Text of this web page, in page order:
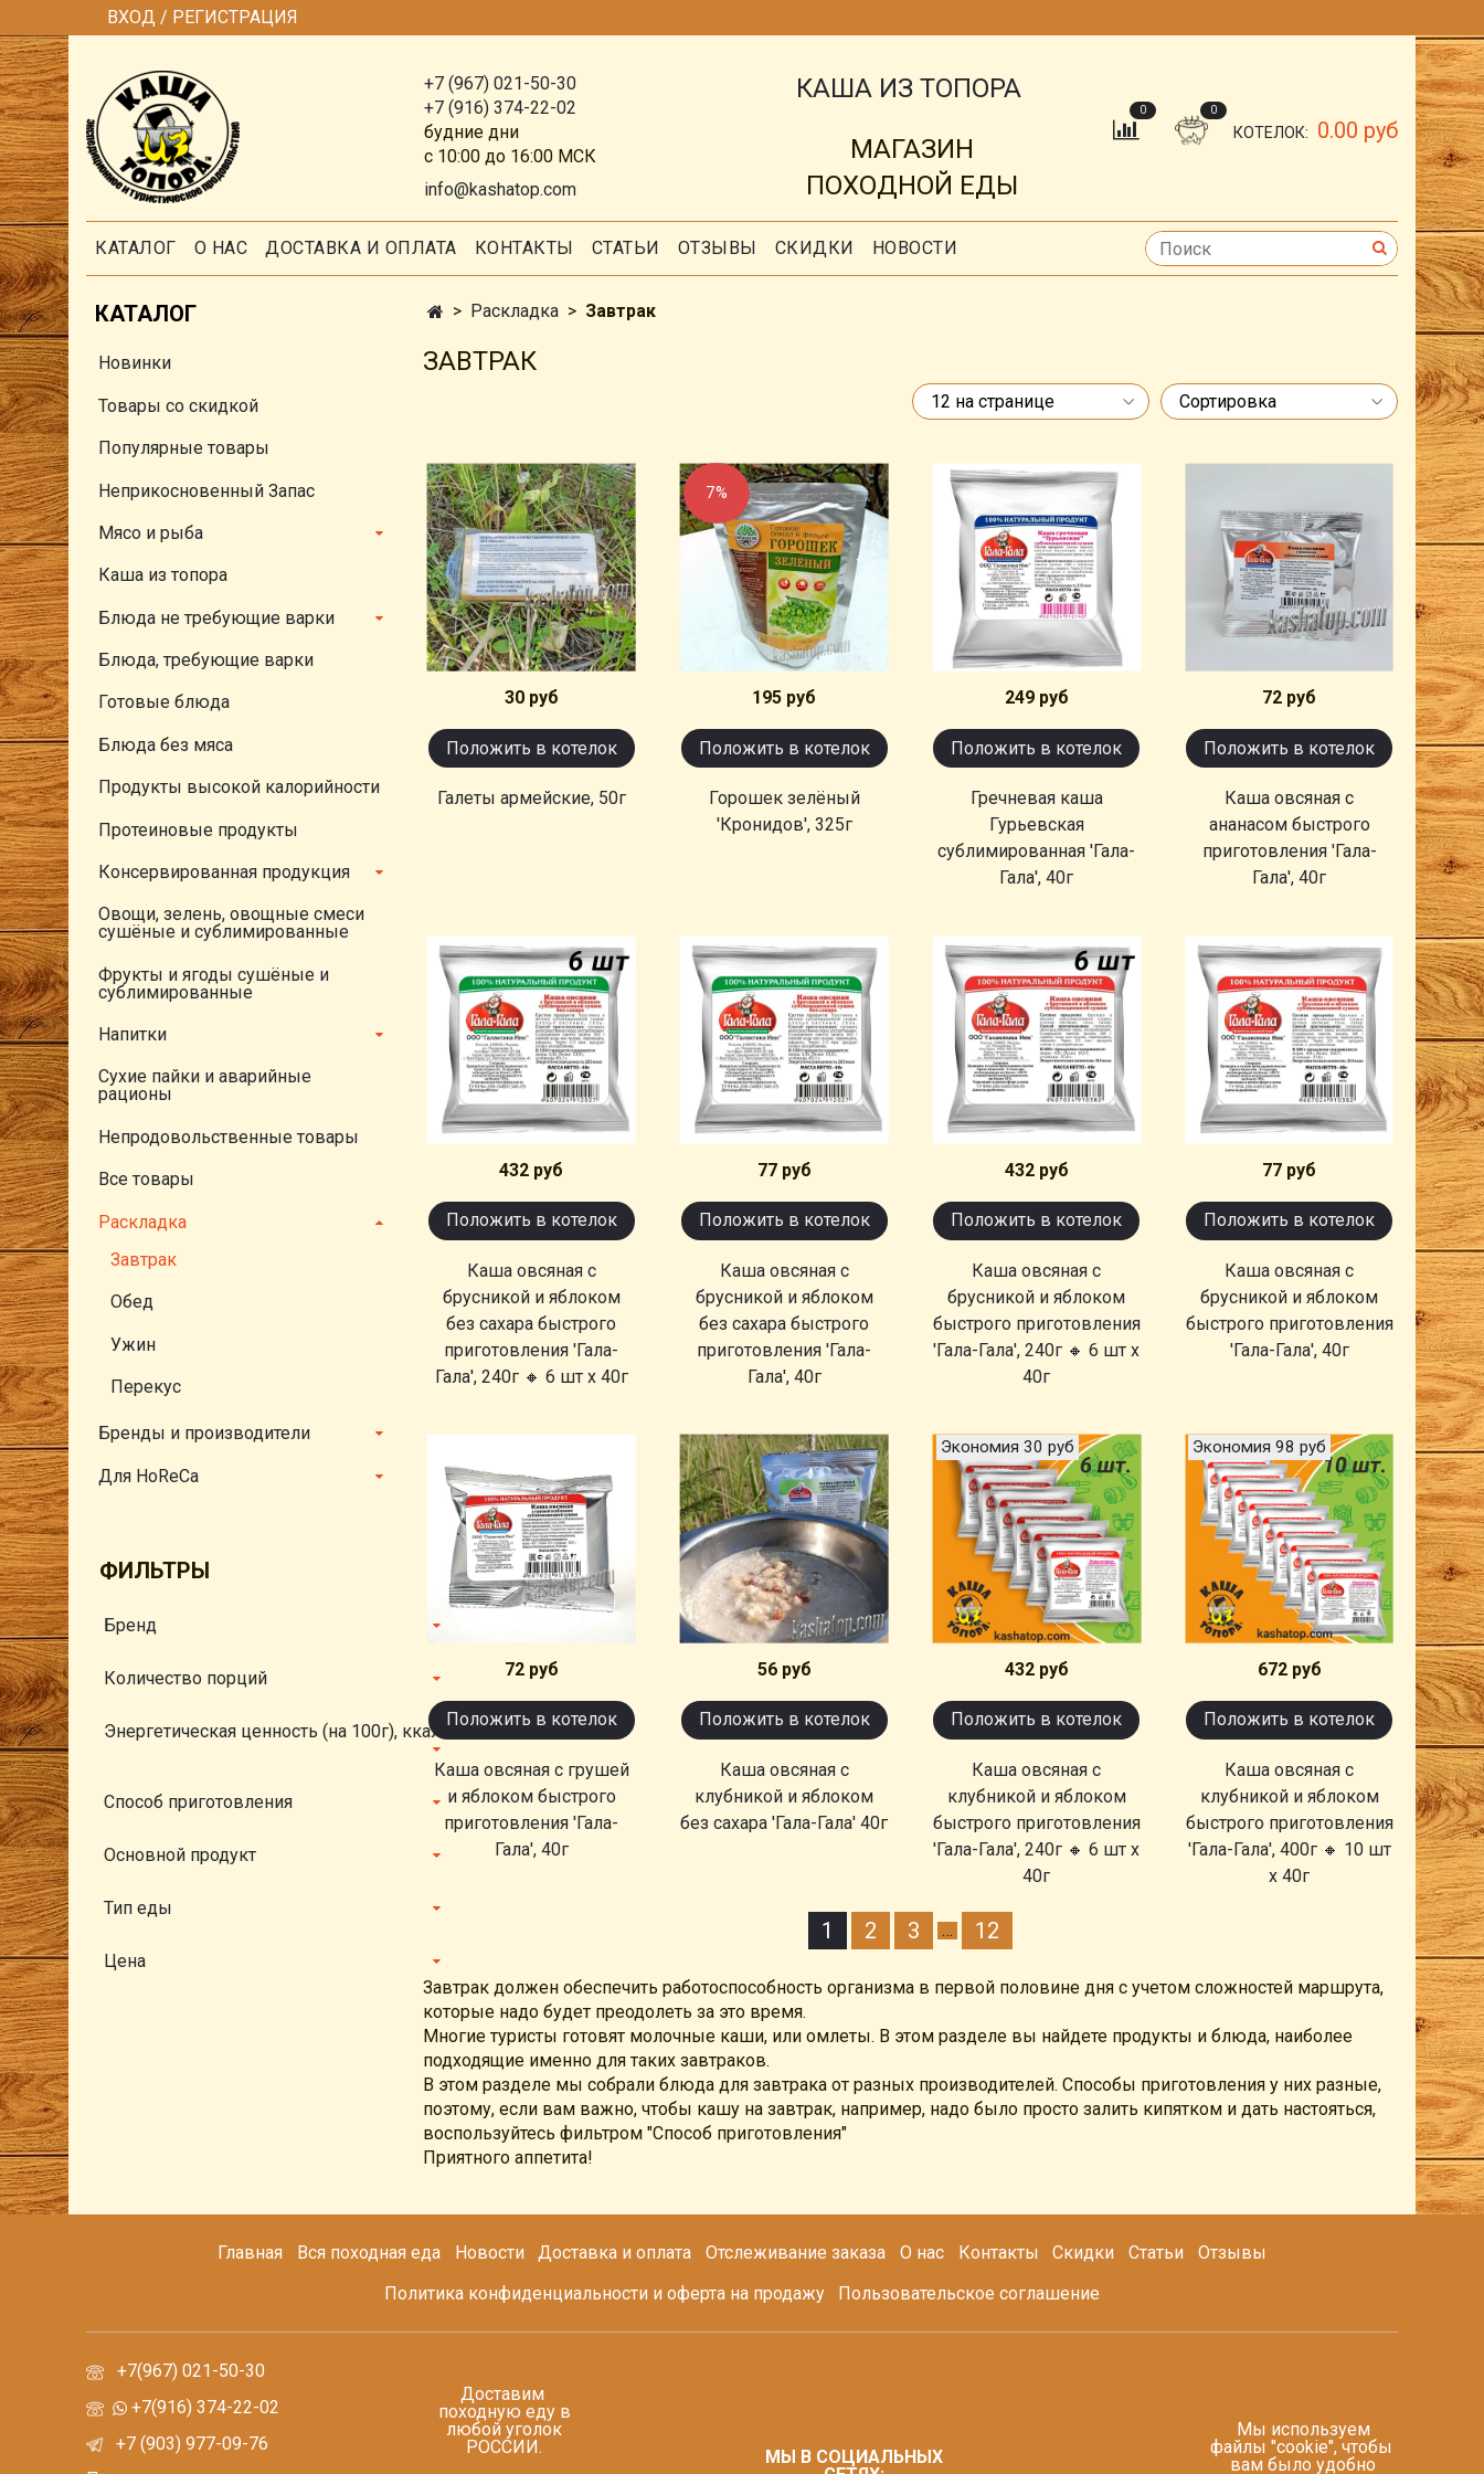
ВХОД / РЕГИСТРАЦИЯ
+7 (967) 021-50-30
+7 (916) 374-22-02
будние дни
с 10:00 до 16:00 МСК
info@kashatop.com
КАША ИЗ ТОПОРА
МАГАЗИН
ПОХОДНОЙ ЕДЫ
0 0
КОТЕЛОК: 0.00 руб
КАТАЛОГ О НАС ДОСТАВКА И ОПЛАТА КОНТАКТЫ СТАТЬИ ОТЗЫВЫ СКИДКИ НОВОСТИ
Раскладка Завтрак
ЗАВТРАК
30 руб
Положить в котелок
Галеты армейские, 50г
7%
195 руб
Положить в котелок
Горошек зелёный
'Кронидов', 325г
249 руб
Положить в котелок
Гречневая каша
Гурьевская
сублимированная 'Гала-
Гала', 40г
72 руб
Положить в котелок
Каша овсяная с
ананасом быстрого
приготовления 'Гала-
Гала', 40г
432 руб
Положить в котелок
Каша овсяная с
брусникой и яблоком
без сахара быстрого
приготовления 'Гала-
Гала', 240г 🔸 6 шт х 40г
77 руб
Положить в котелок
Каша овсяная с
брусникой и яблоком
без сахара быстрого
приготовления 'Гала-
Гала', 40г
432 руб
Положить в котелок
Каша овсяная с
брусникой и яблоком
быстрого приготовления
'Гала-Гала', 240г 🔸 6 шт х
40г
77 руб
Положить в котелок
Каша овсяная с
брусникой и яблоком
быстрого приготовления
'Гала-Гала', 40г
72 руб
Положить в котелок
Каша овсяная с грушей
и яблоком быстрого
приготовления 'Гала-
Гала', 40г
56 руб
Положить в котелок
Каша овсяная с
клубникой и яблоком
без сахара 'Гала-Гала' 40г
Экономия 30 руб
432 руб
Положить в котелок
Каша овсяная с
клубникой и яблоком
быстрого приготовления
'Гала-Гала', 240г 🔸 6 шт х
40г
Экономия 98 руб
672 руб
Положить в котелок
Каша овсяная с
клубникой и яблоком
быстрого приготовления
'Гала-Гала', 400г 🔸 10 шт
х 40г
1 2 3 … 12
Завтрак должен обеспечить работоспособность организма в первой половине дня с учетом сложностей маршрута,
которые надо будет преодолеть за это время.
Многие туристы готовят молочные каши, или омлеты. В этом разделе вы найдете продукты и блюда, наиболее
подходящие именно для таких завтраков.
В этом разделе мы собрали блюда для завтрака от разных производителей. Способы приготовления у них разные,
поэтому, если вам важно, чтобы кашу на завтрак, например, надо было просто залить кипятком и дать настояться,
воспользуйтесь фильтром "Способ приготовления"
Приятного аппетита!
КАТАЛОГ
Новинки
Товары со скидкой
Популярные товары
Неприкосновенный Запас
Мясо и рыба
Каша из топора
Блюда не требующие варки
Блюда, требующие варки
Готовые блюда
Блюда без мяса
Продукты высокой калорийности
Протеиновые продукты
Консервированная продукция
Овощи, зелень, овощные смеси
сушёные и сублимированные
Фрукты и ягоды сушёные и
сублимированные
Напитки
Сухие пайки и аварийные
рационы
Непродовольственные товары
Все товары
Раскладка
Завтрак
Обед
Ужин
Перекус
Бренды и производители
Для HoReCa
ФИЛЬТРЫ
Бренд
Количество порций
Энергетическая ценность (на 100г), ккал
Способ приготовления
Основной продукт
Тип еды
Цена
Главная Вся походная еда Новости Доставка и оплата Отслеживание заказа О нас Контакты Скидки Статьи
Отзывы
Политика конфиденциальности и оферта на продажу
Пользовательское соглашение
+7(967) 021-50-30
+7(916) 374-22-02
+7 (903) 977-09-76
Доставим
походную еду в
любой уголок
РОССИИ.
МЫ В СОЦИАЛЬНЫХ
Мы используем
файлы "cookie", чтобы
вам было удобно